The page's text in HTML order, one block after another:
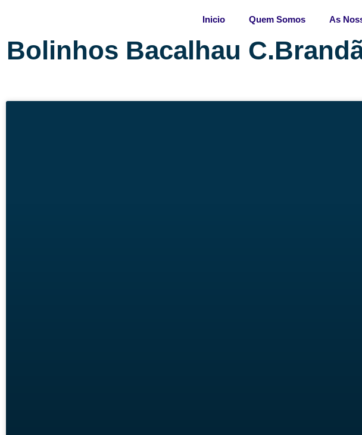
Inicio Quem Somos As
Bolinhos Bacalhau